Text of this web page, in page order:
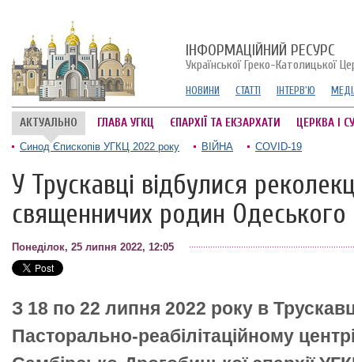
ІНФОРМАЦІЙНИЙ РЕСУРС
Української Греко-Католицької
НОВИНИ СТАТТІ ІНТЕРВ'Ю
АКТУАЛЬНО ГЛАВА УГКЦ ЄПАРХІЇ ТА ЕКЗАРХАТИ ЦЕРКВА І
Синод Єпископів УГКЦ 2022 року ВІЙНА COVID-19
У Трускавці відбулися
священничих родин Одеського
Понеділок, 25 липня 2022, 12:05
З 18 по 22 липня 2022 року в
Пасторально-реабілітаційному